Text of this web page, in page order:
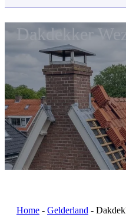
Dakdekker
Home - Gelderland -